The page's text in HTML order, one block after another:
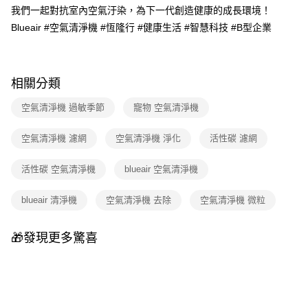
法說明評估內容。
1.分期款項不併入電信帳單，「大哥付你分期」於每月結算日後寄送繳費提
1.本服務係由「台灣大哥大股份有限公司」（以下簡稱本公司）所提供，讓
2.基於同意付款使用「大哥付你分期」之契約關係目的，商店將以您的個人
由本公司與您本人進行分期帳單所需資料之確認、核對及更正。
我們一起對抗室內空氣汙染，為下一代創造健康的成長環境！
Blueair #空氣清淨機 #恆隆行 #健康生活 #智慧科技 #B型企業
相關分類
空氣清淨機 過敏季節 寵物 空氣清淨機
空氣清淨機 濾網 空氣清淨機 淨化 活性碳 濾網
活性碳 空氣清淨機 blueair 空氣清淨機
blueair 清淨機 空氣清淨機 去除 空氣清淨機 微粒
🎁發現更多驚喜